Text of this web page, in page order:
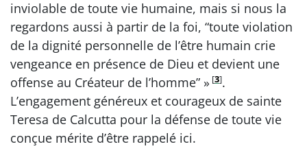
inviolable de toute vie humaine, mais si nous la
regardons aussi à partir de la foi, “toute violation
de la dignité personnelle de l’être humain crie
vengeance en présence de Dieu et devient une
offense au Créateur de l’homme” » [3].
L’engagement généreux et courageux de sainte
Teresa de Calcutta pour la défense de toute vie
conçue mérite d’être rappelé ici.